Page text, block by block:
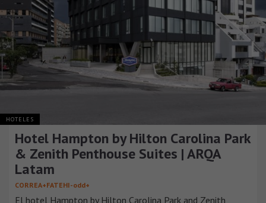
HOTELES
Hotel Hampton by Hilton Carolina Park
& Zenith Penthouse Suites | ARQA
Latam
CORREA+FATEHI-odd+
El hotel Hampton by Hilton Carolina Park and Zenith